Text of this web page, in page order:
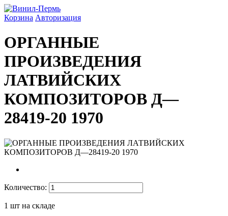
Корзина Авторизация
ОРГАННЫЕ
ПРОИЗВЕДЕНИЯ
ЛАТВИЙСКИХ
КОМПОЗИТОРОВ Д—
28419-20 1970
Количество:
1 шт на складе